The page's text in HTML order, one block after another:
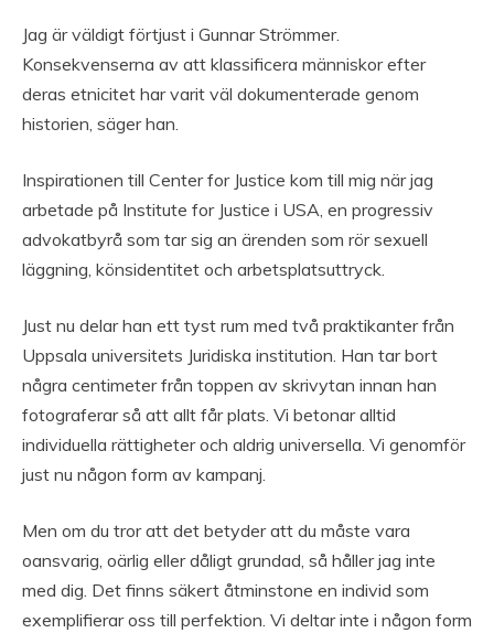
Jag är väldigt förtjust i Gunnar Strömmer.
Konsekvenserna av att klassificera människor efter
deras etnicitet har varit väl dokumenterade genom
historien, säger han.
Inspirationen till Center for Justice kom till mig när jag
arbetade på Institute for Justice i USA, en progressiv
advokatbyrå som tar sig an ärenden som rör sexuell
läggning, könsidentitet och arbetsplatsuttryck.
Just nu delar han ett tyst rum med två praktikanter från
Uppsala universitets Juridiska institution. Han tar bort
några centimeter från toppen av skrivytan innan han
fotograferar så att allt får plats. Vi betonar alltid
individuella rättigheter och aldrig universella. Vi genomför
just nu någon form av kampanj.
Men om du tror att det betyder att du måste vara
oansvarig, oärlig eller dåligt grundad, så håller jag inte
med dig. Det finns säkert åtminstone en individ som
exemplifierar oss till perfektion. Vi deltar inte i någon form